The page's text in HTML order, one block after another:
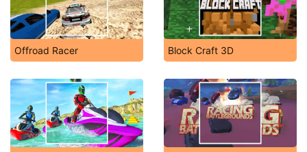
Offroad Racer Block Craft 3D